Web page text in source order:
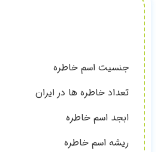
جنسیت اسم خاطره
تعداد خاطره ها در ایران
ابجد اسم خاطره
ریشه اسم خاطره